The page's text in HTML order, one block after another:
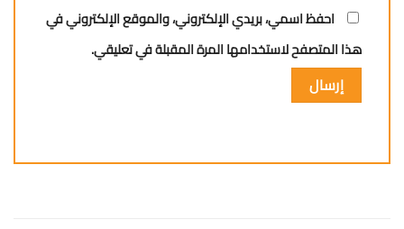
احفظ اسمي، بريدي الإلكتروني، والموقع الإلكتروني في
هذا المتصفح لاستخدامها المرة المقبلة في تعليقي.